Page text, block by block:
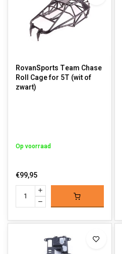
RovanSports Team Chase
Roll Cage for 5T (wit of
zwart)
Op voorraad
€99,95